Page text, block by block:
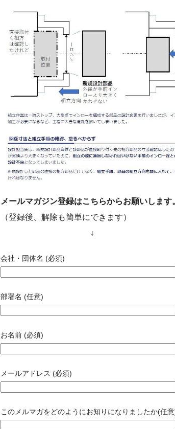
メールマガジン登録はこちらからお願いします
（登録後、解除も簡単にできます）
↓
会社・団体名 (必須)
部署名 (任意)
お名前 (必須)
メールアドレス (必須)
このメルマガをどのようにお知りになりましたか(任